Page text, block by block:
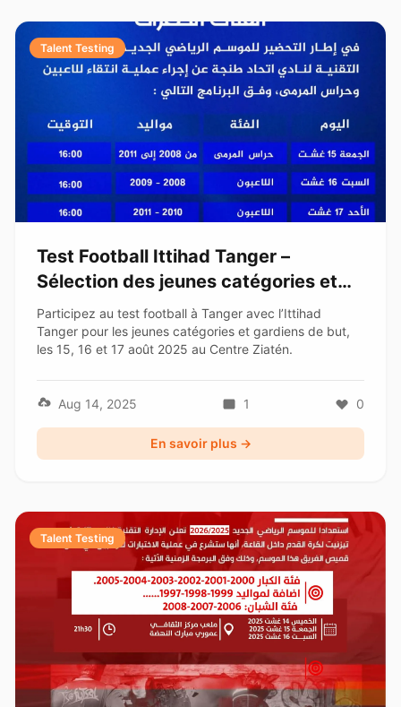
Talent Testing
Test Football Ittihad Tanger –
Sélection des jeunes catégories et
gardiens à Tanger
Participez au test football à Tanger avec l’Ittihad
Tanger pour les jeunes catégories et gardiens de but,
les 15, 16 et 17 août 2025 au Centre Ziatén.
Aug 14, 2025 1 0
En savoir plus →
Talent Testing